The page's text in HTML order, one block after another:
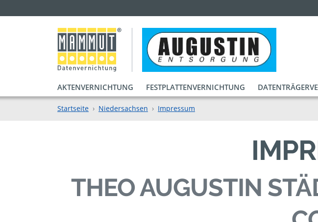
AKTENVERNICHTUNG FESTPLATTENVERNICHTUNG
Startseite Niedersachsen Impressum
THEO AUGUSTIN